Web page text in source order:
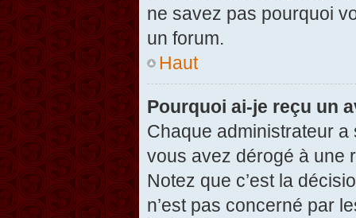
ne savez pas pourquoi
un forum.
Haut
Pourquoi ai-je reçu un
Chaque administrateur
vous avez dérogé à une
Notez que c’est la
n’est pas concerné par